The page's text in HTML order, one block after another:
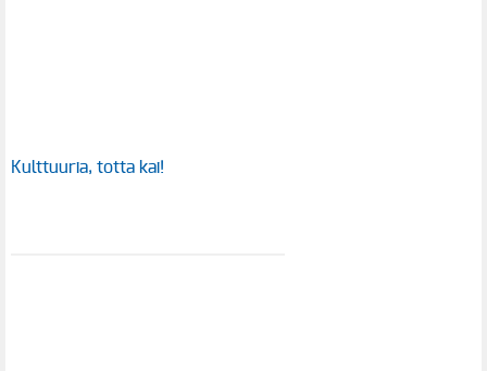
Kulttuuria, totta kai!